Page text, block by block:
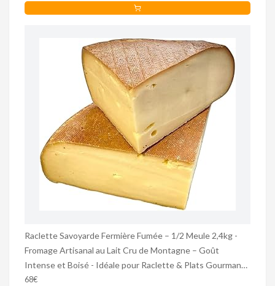
Raclette Savoyarde Fermière Fumée – 1/2 Meule 2,4kg -
Fromage Artisanal au Lait Cru de Montagne – Goût
Intense et Boisé - Idéale pour Raclette & Plats Gourmands
- Fabrication Traditionnelle.
68€